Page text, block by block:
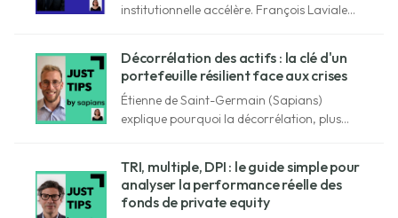
institutionnelle accélère. François Laviale
investisseurs.
Décorrélation des actifs : la clé d'un
portefeuille résilient face aux crises
Étienne de Saint-Germain (Sapians)
explique pourquoi la décorrélation, plus
TRI, multiple, DPI : le guide simple pour
analyser la performance réelle des
fonds de private equity